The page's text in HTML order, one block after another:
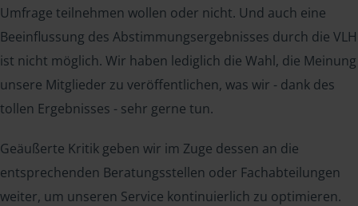
Umfrage teilnehmen wollen oder nicht. Und auch eine
Beeinflussung des Abstimmungsergebnisses durch die VLH
ist nicht möglich. Wir haben lediglich die Wahl, die Meinung
unsere Mitglieder zu veröffentlichen, was wir - dank des
tollen Ergebnisses - sehr gerne tun.
Geäußerte Kritik geben wir im Zuge dessen an die
entsprechenden Beratungsstellen oder Fachabteilungen
weiter, um unseren Service kontinuierlich zu optimieren.